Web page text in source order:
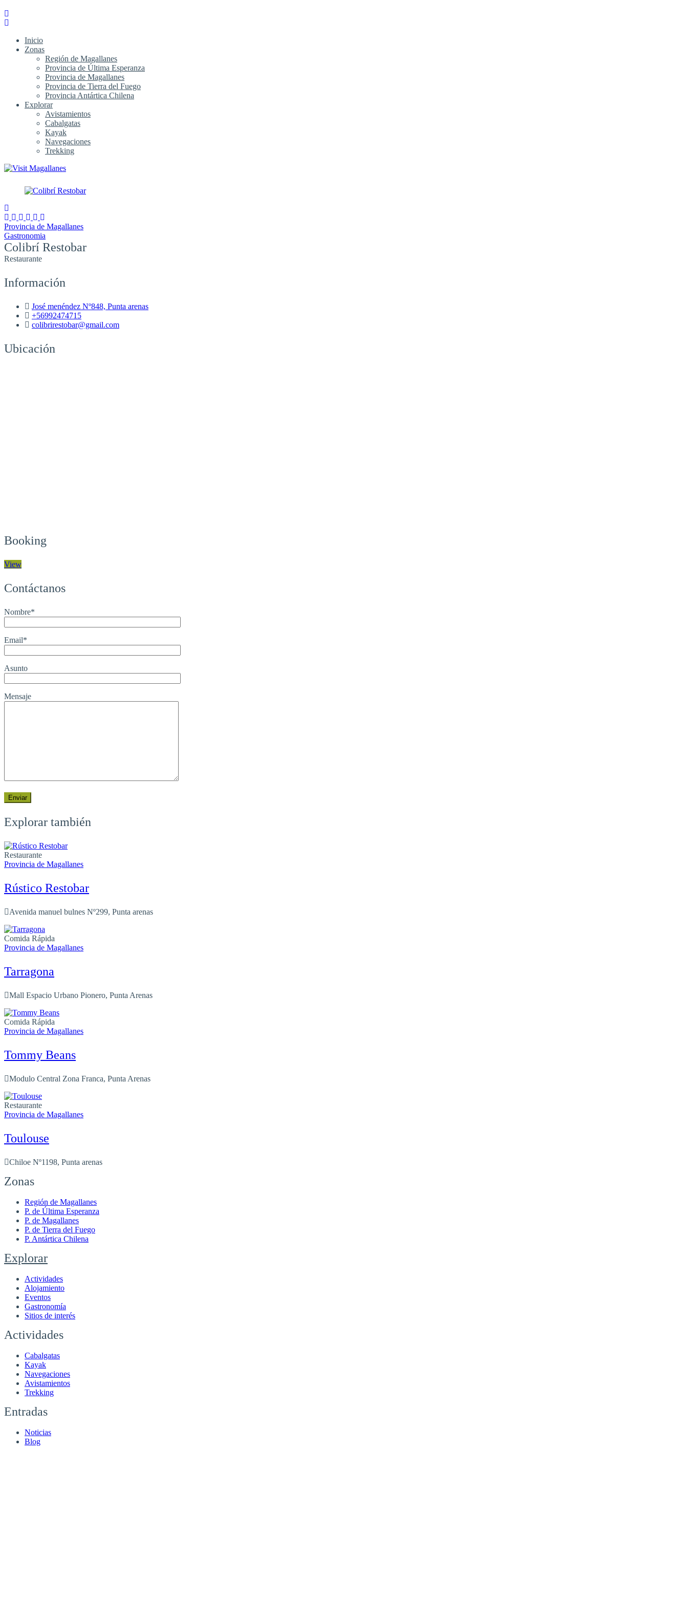
Inicio
Zonas
Región de Magallanes
Provincia de Última Esperanza
Provincia de Magallanes
Provincia de Tierra del Fuego
Provincia Antártica Chilena
Explorar
Avistamientos
Cabalgatas
Kayak
Navegaciones
Trekking
Provincia de Magallanes
Gastronomia
Colibrí Restobar
Restaurante
Información
José menéndez Nº848, Punta arenas
+56992474715
colibrirestobar@gmail.com
Ubicación
Booking
View
Contáctanos
Nombre*
Email*
Asunto
Mensaje
Explorar también
Restaurante
Provincia de Magallanes
Rústico Restobar
Avenida manuel bulnes Nº299, Punta arenas
Comida Rápida
Provincia de Magallanes
Tarragona
Mall Espacio Urbano Pionero, Punta Arenas
Comida Rápida
Provincia de Magallanes
Tommy Beans
Modulo Central Zona Franca, Punta Arenas
Restaurante
Provincia de Magallanes
Toulouse
Chiloe Nº1198, Punta arenas
Zonas
Región de Magallanes
P. de Última Esperanza
P. de Magallanes
P. de Tierra del Fuego
P. Antártica Chilena
Explorar
Actividades
Alojamiento
Eventos
Gastronomía
Sitios de interés
Actividades
Cabalgatas
Kayak
Navegaciones
Avistamientos
Trekking
Entradas
Noticias
Blog